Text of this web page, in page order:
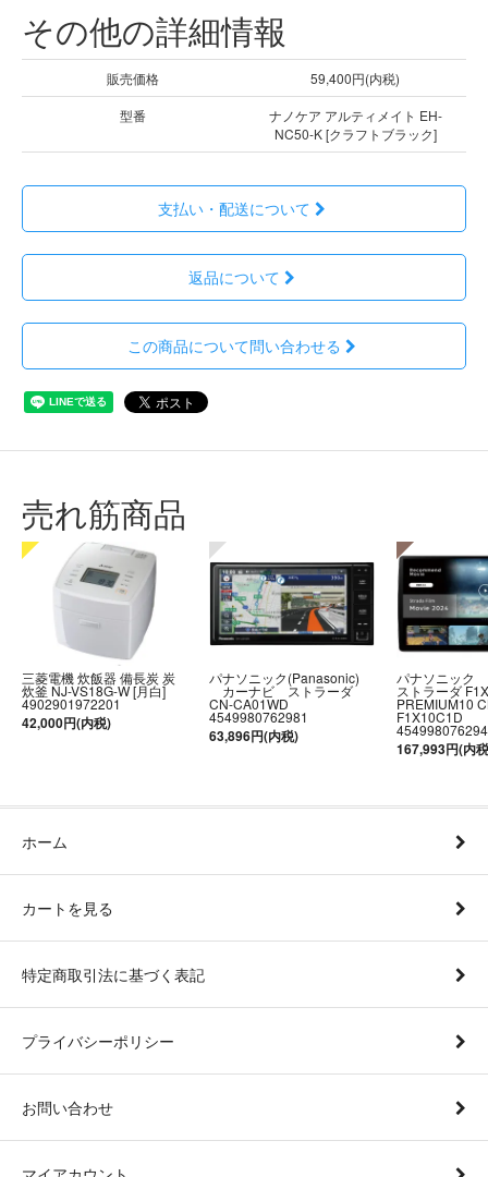
その他の詳細情報
販売価格
59,400円(内税)
型番
ナノケア アルティメイト EH-
NC50-K [クラフトブラック]
支払い・配送について
返品について
この商品について問い合わせる
売れ筋商品
三菱電機 炊飯器 備長炭 炭
炊釜 NJ-VS18G-W [月白]
4902901972201
42,000円(内税)
パナソニック(Panasonic)
カーナビ ストラーダ
CN-CA01WD
4549980762981
63,896円(内税)
パナソニッ
ストラーダ F1X
PREMIUM10
F1X10C1D
167,993円(内
ホーム
カートを見る
特定商取引法に基づく表記
プライバシーポリシー
お問い合わせ